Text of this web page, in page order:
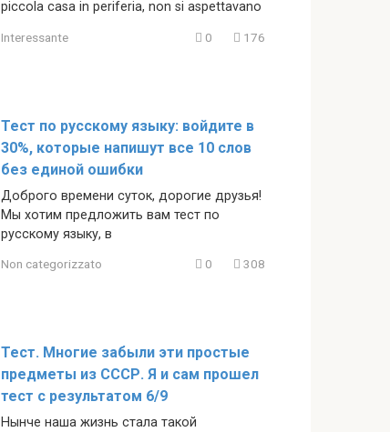
piccola casa in periferia, non si aspettavano
Interessante 0 176
Тест по русскому языку: войдите в
30%, которые напишут все 10 слов
без единой ошибки
Доброго времени суток, дорогие друзья!
Мы хотим предложить вам тест по
русскому языку, в
Non categorizzato 0 308
Тест. Многие забыли эти простые
предметы из СССР. Я и сам прошел
тест с результатом 6/9
Нынче наша жизнь стала такой